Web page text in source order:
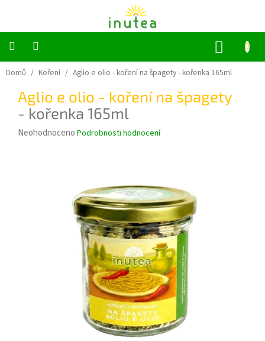
Bylinné
ovocné
čaje
Jednodruhové
bylinky
Domů / Koření / Aglio e olio - koření na špagety- kořenka 165ml
Aglio e olio - koření na špagety
- kořenka 165ml
Průměrné
Neohodnoceno Podrobnosti hodnocení